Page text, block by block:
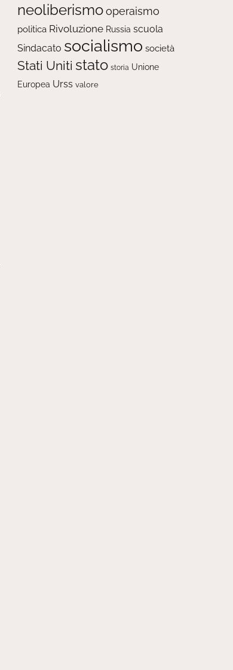
neoliberismooperaismo
politica Rivoluzione Russia scuola
Sindacato socialismo società
Stati Uniti stato storia Unione
Europea Urss valore